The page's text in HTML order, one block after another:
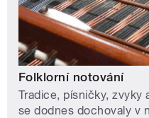
Folklorní notování
Tradice, písničky, zvyky
se dodnes dochovaly v